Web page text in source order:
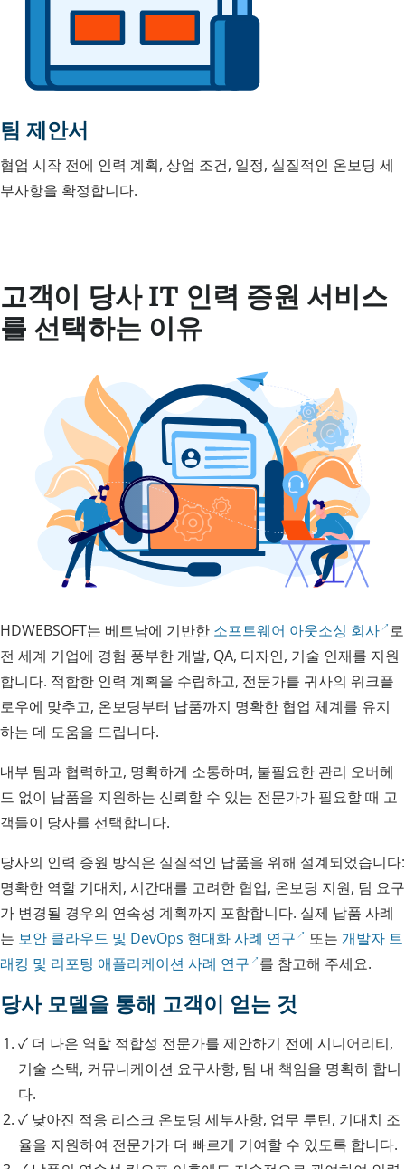
팀 제안서
협업 시작 전에 인력 계획, 상업 조건, 일정, 실질적인 온보딩 세
부사항을 확정합니다.
고객이 당사 IT 인력 증원 서비스
를 선택하는 이유
HDWEBSOFT는 베트남에 기반한 소프트웨어 아웃소싱 회사 로
전 세계 기업에 경험 풍부한 개발, QA, 디자인, 기술 인재를 지원
합니다. 적합한 인력 계획을 수립하고, 전문가를 귀사의 워크플
로우에 맞추고, 온보딩부터 납품까지 명확한 협업 체계를 유지
하는 데 도움을 드립니다.
내부 팀과 협력하고, 명확하게 소통하며, 불필요한 관리 오버헤
드 없이 납품을 지원하는 신뢰할 수 있는 전문가가 필요할 때 고
객들이 당사를 선택합니다.
당사의 인력 증원 방식은 실질적인 납품을 위해 설계되었습니다:
명확한 역할 기대치, 시간대를 고려한 협업, 온보딩 지원, 팀 요구
가 변경될 경우의 연속성 계획까지 포함합니다. 실제 납품 사례
는 보안 클라우드 및 DevOps 현대화 사례 연구 또는 개발자 트
래킹 및 리포팅 애플리케이션 사례 연구 를 참고해 주세요.
당사 모델을 통해 고객이 얻는 것
✓ 더 나은 역할 적합성 전문가를 제안하기 전에 시니어리티,
기술 스택, 커뮤니케이션 요구사항, 팀 내 책임을 명확히 합니
다.
✓ 낮아진 적응 리스크 온보딩 세부사항, 업무 루틴, 기대치 조
율을 지원하여 전문가가 더 빠르게 기여할 수 있도록 합니다.